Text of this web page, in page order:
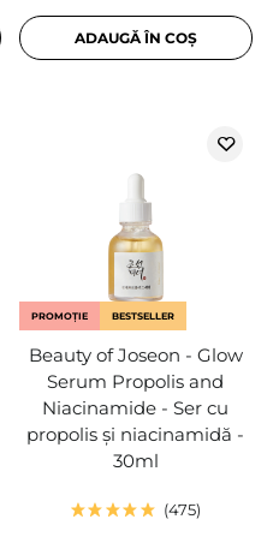
ADAUGĂ ÎN COȘ
PROMOȚIE BESTSELLER
Beauty of Joseon - Glow
Serum Propolis and
Niacinamide - Ser cu
propolis și niacinamidă -
30ml
475